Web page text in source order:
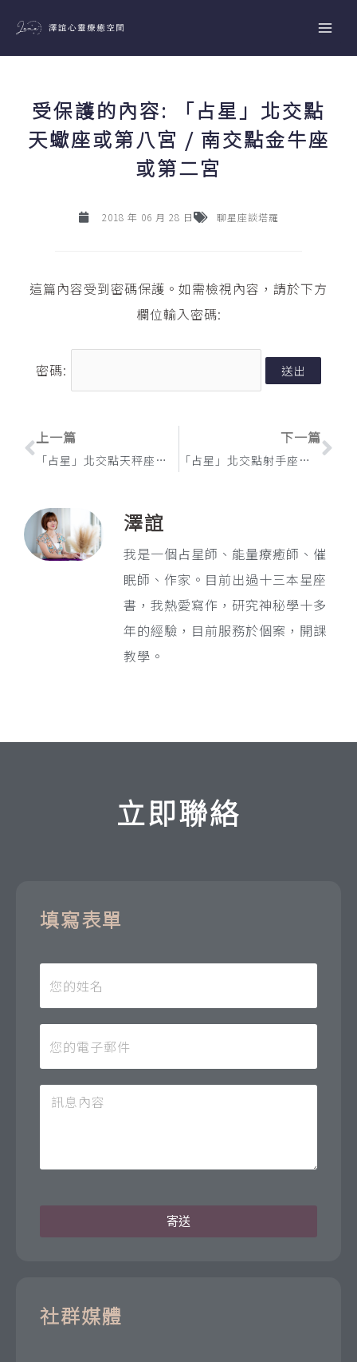
主
受保護的內容: 「占星」北交點
天蠍座或第八宮 / 南交點金牛座
或第二宮
2018 年 06 月 28 日 聊星座談塔羅
這篇內容受到密碼保護。如需檢視內容，請於下方
欄位輸入密碼:
密碼:
上一頁
上一篇
「占星」北交點天秤座或第七宮 / 南交點白羊座或第一宮
下一篇
「占星」北交點射手座或第九宮 / 南交點雙子座或第三宮
下
澤誼
我是一個占星師、能量療癒師、催
眠師、作家。目前出過十三本星座
書，我熱愛寫作，研究神秘學十多
年的經驗，目前服務於個案，開課
教學。
立即聯絡
填寫表單
寄送
社群媒體